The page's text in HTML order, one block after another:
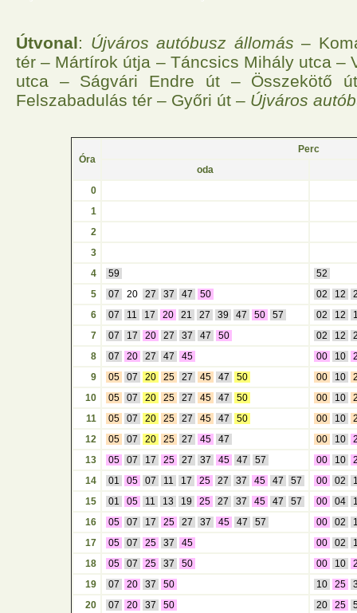
Útvonal: Újváros autóbusz állomás –
tér – Mártírok útja – Táncsics Mihály utca –
utca – Ságvári Endre út – Összekötő
Felszabadulás tér – Győri út – Újváros
Óra
Perc
oda
0
1
2
3
4
59
52
5
07 20 27 37 47 50 02 12
6
07 11 17 20 21 27 39 47 50 57 02 12
7
07 17 20 27 37 47 50 02 12
8
07 20 27 47 45 00 10
9
05 07 20 25 27 45 47 50 00 10
10
05 07 20 25 27 45 47 50 00 10
11
05 07 20 25 27 45 47 50 00 10
12
05 07 20 25 27 45 47 00 10
13
05 07 17 25 27 37 45 47 57 00 10
14
01 05 07 11 17 25 27 37 45 47 57 00 02
15
01 05 11 13 19 25 27 37 45 47 57 00 04
16
05 07 17 25 27 37 45 47 57 00 02
17
05 07 25 37 45 00 02
18
05 07 25 37 50 00 10
19
07 20 37 50 10 25
20
07 20 37 50 20 25